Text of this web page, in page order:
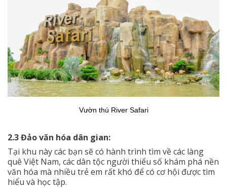
Vườn thú River Safari
2.3 Đảo văn hóa dân gian:
Tại khu này các bạn sẽ có hành trình tìm về các làng
quê Việt Nam, các dân tộc người thiểu số khám phá nền
văn hóa mà nhiều trẻ em rất khó để có cơ hội được tìm
hiểu và học tập.